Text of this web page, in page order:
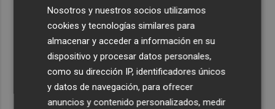
Nosotros y nuestros socios utilizamos
cookies y tecnologías similares para
almacenar y acceder a información en su
dispositivo y procesar datos personales,
como su dirección IP, identificadores únicos
y datos de navegación, para ofrecer
anuncios y contenido personalizados, medir